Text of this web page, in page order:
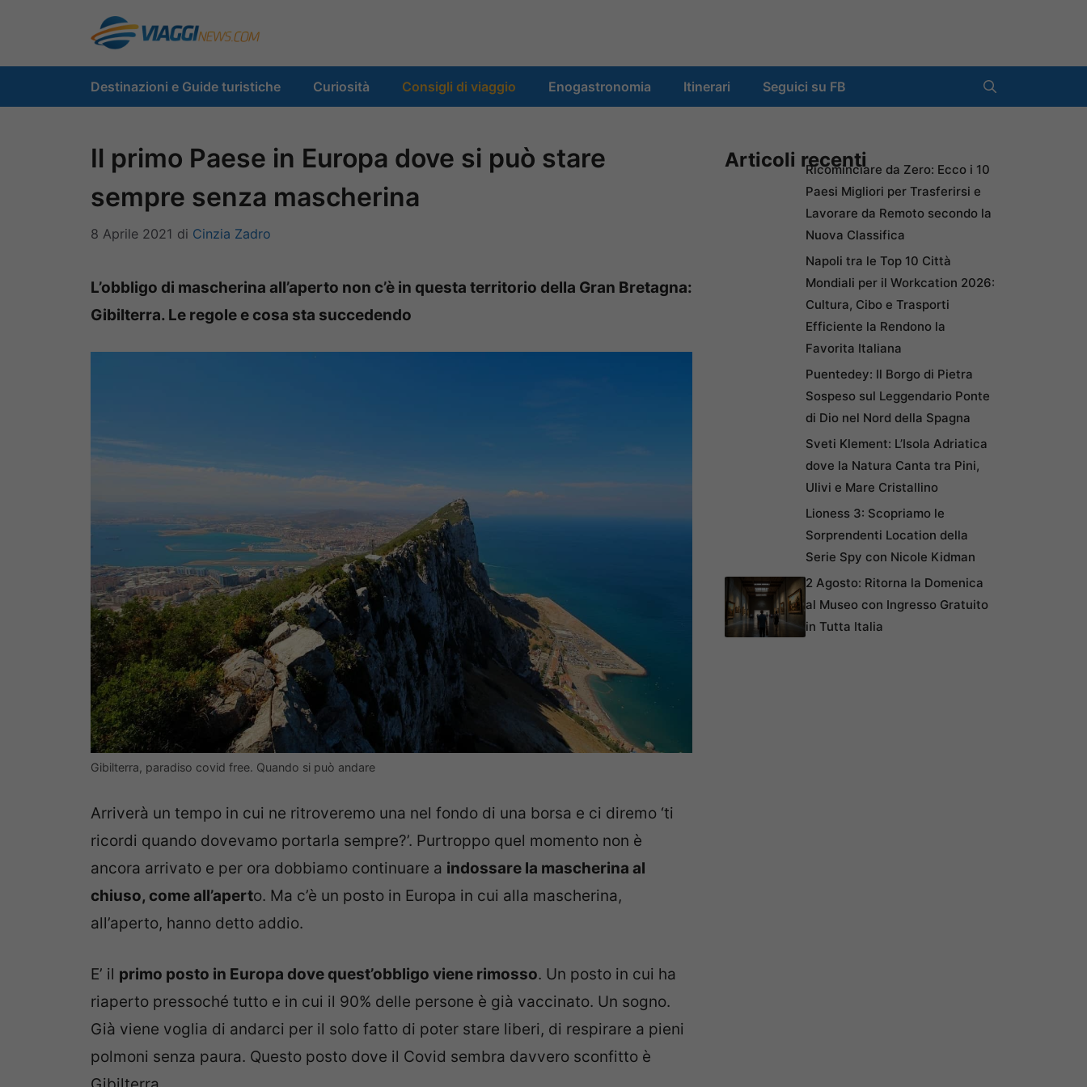
contenuto
Destinazioni e Guide turistiche Curiosità Consigli di viaggio Enogastronomia Itinerari Seguici su FB
Il primo Paese in Europa dove si può stare
sempre senza mascherina
8 Aprile 2021 di Cinzia Zadro
L’obbligo di mascherina all’aperto non c’è in questa territorio della Gran Bretagna:
Gibilterra. Le regole e cosa sta succedendo
Gibilterra, paradiso covid free. Quando si può andare
Arriverà un tempo in cui ne ritroveremo una nel fondo di una borsa e ci diremo ‘ti
ricordi quando dovevamo portarla sempre?’. Purtroppo quel momento non è
ancora arrivato e per ora dobbiamo continuare a indossare la mascherina al
chiuso, come all’aperto. Ma c’è un posto in Europa in cui alla mascherina,
all’aperto, hanno detto addio.
E’ il primo posto in Europa dove quest’obbligo viene rimosso. Un posto in cui ha
riaperto pressoché tutto e in cui il 90% delle persone è già vaccinato. Un sogno.
Già viene voglia di andarci per il solo fatto di poter stare liberi, di respirare a pieni
polmoni senza paura. Questo posto dove il Covid sembra davvero sconfitto è
Articoli recentiRicominciare da Zero: Ecco i 10
Paesi Migliori per Trasferirsi e
Lavorare da Remoto secondo la
Nuova Classifica
Napoli tra le Top 10 Città
Mondiali per il Workcation 2026:
Cultura, Cibo e Trasporti
Efficiente la Rendono la
Favorita Italiana
Puentedey: Il Borgo di Pietra
Sospeso sul Leggendario Ponte
di Dio nel Nord della Spagna
Sveti Klement: L’Isola Adriatica
dove la Natura Canta tra Pini,
Ulivi e Mare Cristallino
Lioness 3: Scopriamo le
Sorprendenti Location della
Serie Spy con Nicole Kidman
2 Agosto: Ritorna la Domenica
al Museo con Ingresso Gratuito
in Tutta Italia